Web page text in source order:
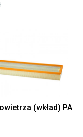
(wkład) PA